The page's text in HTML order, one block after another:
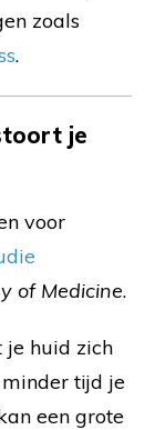
zoals
.
je
voor
of Medicine.
je huid zich
tijd je
een grote